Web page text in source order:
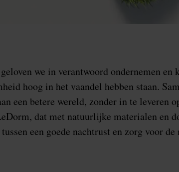
we in verantwoord ondernemen en
hoog in het vaandel hebben staan.
een betere wereld, zonder in te leveren
dat met natuurlijke materialen en
een goede nachtrust en zorg voor de